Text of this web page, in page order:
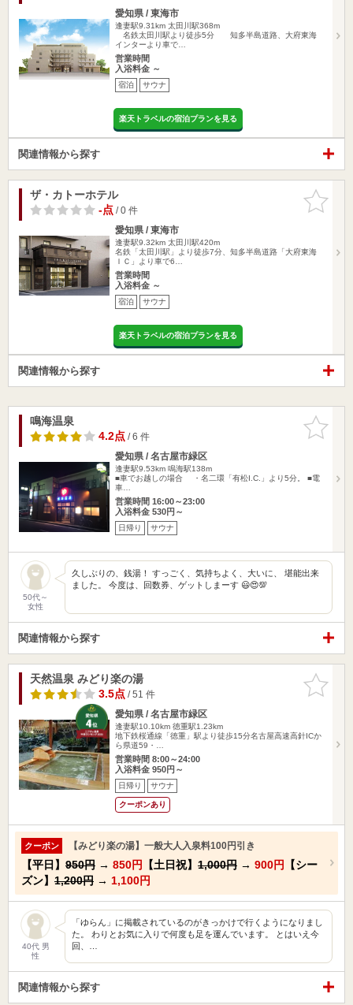
愛知県 / 東海市
逢妻駅9.31km 太田川駅368m
名鉄太田川駅より徒歩5分 知多半島道路、大府東海
インターより車で…
営業時間
入浴料金 ～
宿泊 サウナ
楽天トラベルの宿泊プランを見る
関連情報から探す
お気に入
りに追加
ザ・カトーホテル
-点/ 0 件
愛知県 / 東海市
逢妻駅9.32km 太田川駅420m
名鉄「太田川駅」より徒歩7分、知多半島道路「大府東海
ＩＣ」より車で6…
営業時間
入浴料金 ～
宿泊 サウナ
楽天トラベルの宿泊プランを見る
関連情報から探す
お気に入
りに追加
鳴海温泉
4.2点/ 6 件
愛知県 / 名古屋市緑区
逢妻駅9.53km 鳴海駅138m
■車でお越しの場合 ・名二環「有松I.C.」より5分。 ■電
車…
営業時間 16:00～23:00
入浴料金 530円～
日帰り サウナ
50代～
女性
久しぶりの、銭湯！ すっごく、気持ちよく、大いに、 堪能出来
ました。 今度は、回数券、ゲットしまーす 😃😍💯
関連情報から探す
お気に入
りに追加
天然温泉 みどり楽の湯
3.5点/ 51 件
愛知県 / 名古屋市緑区
逢妻駅10.10km 徳重駅1.23km
地下鉄桜通線「徳重」駅より徒歩15分名古屋高速高針ICか
ら県道59・…
営業時間 8:00～24:00
入浴料金 950円～
日帰り サウナ
クーポンあり
クーポン 【みどり楽の湯】一般大人入泉料100円引き
【平日】 950円 → 850円 【土日祝】 1,000円 → 900円
【シー
ズン】 1,200円 → 1,100円
40代 男
性
「ゆらん」に掲載されているのがきっかけで行くようになりまし
た。 わりとお気に入りで何度も足を運んでいます。 とはいえ今
回、…
関連情報から探す